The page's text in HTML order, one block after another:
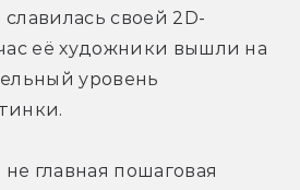
славилась своей 2D-
её художники вышли на
уровень
главная пошаговая